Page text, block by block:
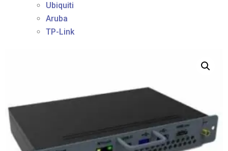
Ubiquiti
Aruba
TP-Link